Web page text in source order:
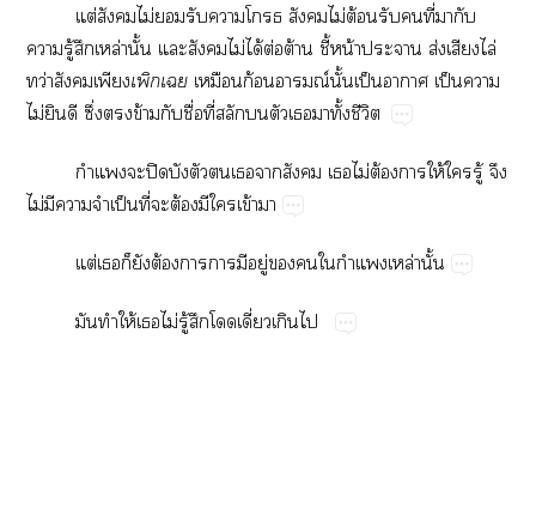
ต่​​ไม่​​​​​​ไม่​ต้​​​ี่​​​
​ู้​​ล่​ั้​​​ไม่​ได้​ต่​ต้​ี้​น้​​ส่​​ไล่​
ว่​​​ ​​ก้​ณ์​ั้​ป็​​ป็​​
ไม่​​​ึ่​​ข้​​ื่​ี่​​​​​​ั้​ี
​​ปิ​​​​​​​​ไม่​ต้​​ให้​​ู้​​
ไม่​​​​ป็​ี่​​ต้​​​ข้​
ต่​​​​ต้​​​​ู่​​​​​ล่​ั้
​​ให้​​ไม่​ู้​​​ี่​​